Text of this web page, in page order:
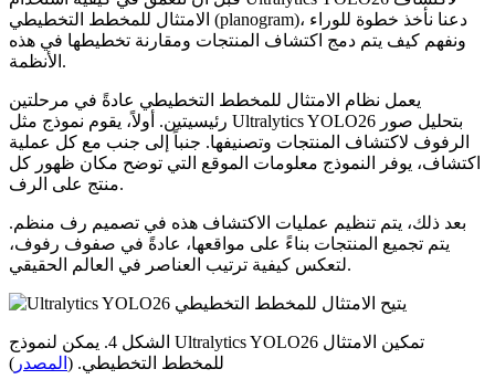
الامتثال للمخطط التخطيطي (planogram)، دعنا نأخذ خطوة للوراء
ونفهم كيف يتم دمج اكتشاف المنتجات ومقارنة تخطيطها في هذه
الأنظمة.
يعمل نظام الامتثال للمخطط التخطيطي عادةً في مرحلتين
رئيسيتين. أولاً، يقوم نموذج مثل Ultralytics YOLO26 بتحليل صور
الرفوف لاكتشاف المنتجات وتصنيفها. جنباً إلى جنب مع كل عملية
اكتشاف، يوفر النموذج معلومات الموقع التي توضح مكان ظهور كل
منتج على الرف.
بعد ذلك، يتم تنظيم عمليات الاكتشاف هذه في تصميم رف منظم.
يتم تجميع المنتجات بناءً على مواقعها، عادةً في صفوف رفوف،
لتعكس كيفية ترتيب العناصر في العالم الحقيقي.
الشكل 4. يمكن لنموذج Ultralytics YOLO26 تمكين الامتثال
للمخطط التخطيطي. ( المصدر )